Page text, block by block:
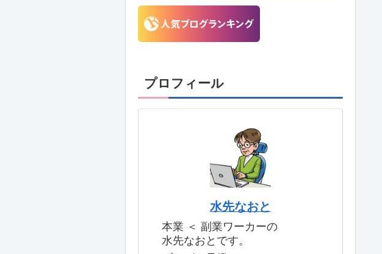
プロフィール
水先なおと
本業 ＜ 副業ワーカーの
水先なおとです。